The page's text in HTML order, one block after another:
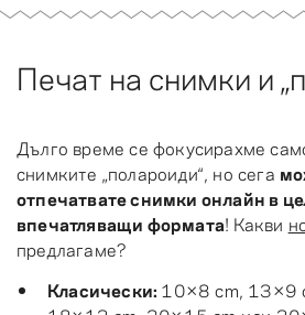
Печат на снимки и
Дълго време се фокусирахме
снимките „полароиди“, но сега
отпечатвате снимки онлайн в
впечатляващи формата! Какви
предлагаме?
Класически: 10×8 cm, 13×9